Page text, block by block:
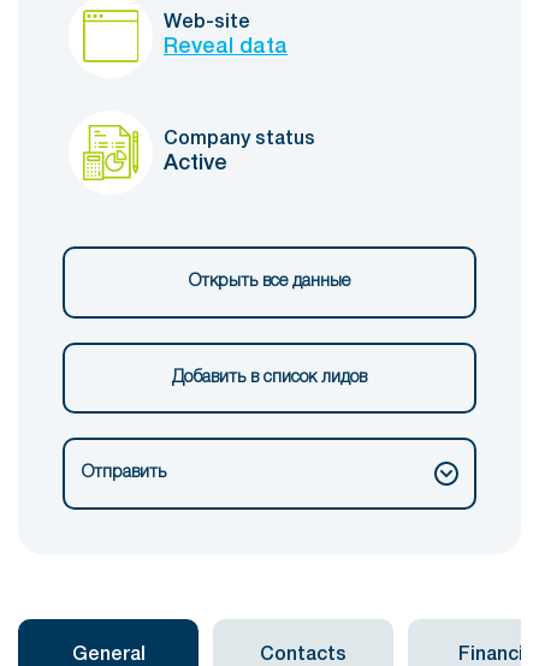
Web-site
Reveal data
Company status
Active
Открыть все данные
Добавить в список лидов
Отправить
General Contacts Financial